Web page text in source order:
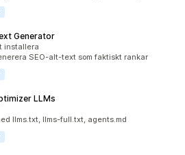
Generator
installera
SEO-alt-text som faktiskt rankar
LLMs
llms.txt, llms-full.txt, agents.md